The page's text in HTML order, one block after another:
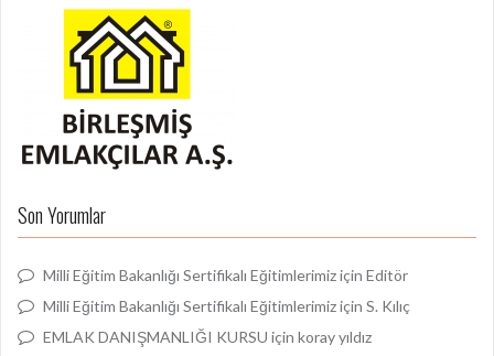
Son Yorumlar
Milli Eğitim Bakanlığı Sertifikalı Eğitimlerimiziçin Editör
Milli Eğitim Bakanlığı Sertifikalı Eğitimlerimiziçin S. Kılıç
EMLAK DANIŞMANLIĞI KURSU için koray yıldız